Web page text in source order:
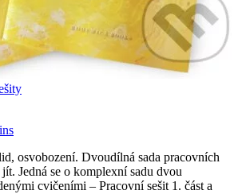
osvobození. Dvoudílná sada pracovních
Jedná se o komplexní sadu dvou
cvičeními – Pracovní sešit 1. část a